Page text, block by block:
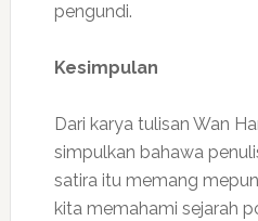
pengundi.
Kesimpulan
Dari karya tulisan Wan
simpulkan bahawa
satira itu memang
kita memahami sejarah